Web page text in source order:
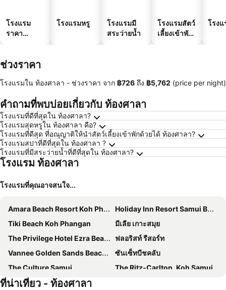
โรงแรม
ราคา
โรงแรมหรู
โรงแรมมี
สระว่ายน้ำ
โรงแรมสัตว์
เลี้ยงเข้าพัก
โรง
ช่วงราคา
โรงแรมใน ท้องศาลา - ช่วงราคา จาก ‎฿726 ถึง ‎฿5,762 (price per night)
คำถามที่พบบ่อยเกี่ยวกับ ท้องศาลา
โรงแรมที่ดีที่สุดใน ท้องศาลา?
โรงแรมสุดหรูใน ท้องศาลา คือ?
โรงแรมที่ดีสุด ที่อณุญาติให้นำสัตว์เลี้ยงเข้าพักด้วยได้ ท้องศาลา?
โรงแรมสปาที่ดีที่สุดใน ท้องศาลา ?
โรงแรมที่มีสระว่ายน้ำที่ดีที่สุดใน ท้องศาลา?
โรงแรม ท้องศาลา
โรงแรมที่คุณอาจสนใจ...
Amara Beach Resort Koh Phangan
Holiday Inn Resort Samui Bophut Beach By Ihg
Tiki Beach Koh Phangan
มีเลีย เกาะสมุย
The Privilege Hotel Ezra Beach Club
ฟลอริสท์ รีสอร์ท
Vannee Golden Sands Beachfront Resort
ซันเซ็ทบีชคลับ
The Culture Samui
The Ritz-Carlton, Koh Samui
The Villager Fishermans Village
ที่น่าเที่ยว - ท้องศาลา